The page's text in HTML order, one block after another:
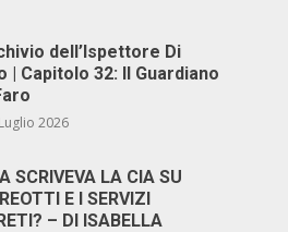
dell’Ispettore Di
| Capitolo 32: Il Guardiano
2026
SCRIVEVA LA CIA SU
E I SERVIZI
– DI ISABELLA